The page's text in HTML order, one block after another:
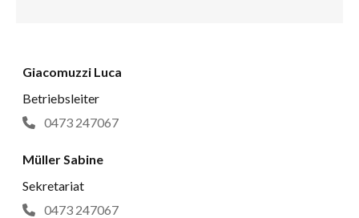
Giacomuzzi Luca
Betriebsleiter
0473 247067
Müller Sabine
Sekretariat
0473 247067